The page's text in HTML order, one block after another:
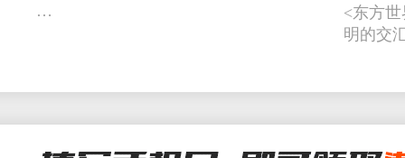
…
<东方
明的交